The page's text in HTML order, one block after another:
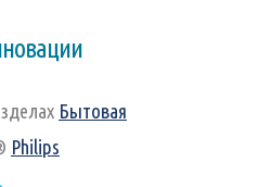
Бытовая
Philips